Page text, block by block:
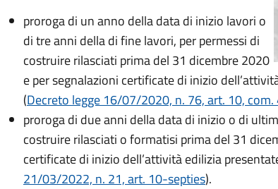
proroga di un anno della data di inizio lavori o
di tre anni della di fine lavori, per permessi di
costruire rilasciati prima del 31 dicembre 2020
e per segnalazioni certificate di inizio
(Decreto legge 16/07/2020, n. 76, art. 10, com.
proroga di due anni della data di inizio o di
costruire rilasciati o formatisi prima del 31
certificate di inizio dell’attività edilizia
21/03/2022, n. 21, art. 10-septies).